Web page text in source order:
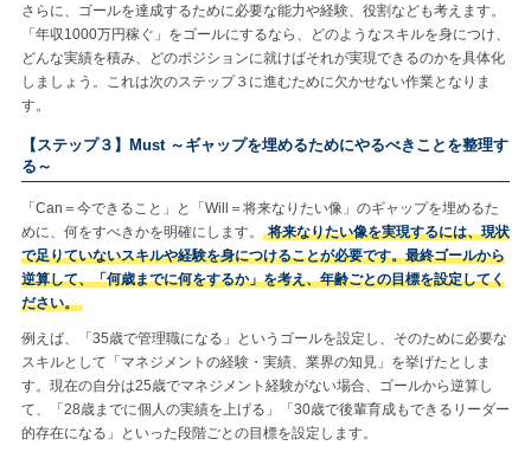
さらに、ゴールを達成するために必要な能力や経験、役割なども考えます。
「年収1000万円稼ぐ」をゴールにするなら、どのようなスキルを身につけ、
どんな実績を積み、どのポジションに就けばそれが実現できるのかを具体化
しましょう。これは次のステップ３に進むために欠かせない作業となりま
す。
【ステップ３】Must ～ギャップを埋めるためにやるべきことを整理す
る～
「Can＝今できること」と「Will＝将来なりたい像」のギャップを埋めるた
めに、何をすべきかを明確にします。
将来なりたい像を実現するには、現状
で足りていないスキルや経験を身につけることが必要です。最終ゴールから
逆算して、「何歳までに何をするか」を考え、年齢ごとの目標を設定してく
ださい。
例えば、「35歳で管理職になる」というゴールを設定し、そのために必要な
スキルとして「マネジメントの経験・実績、業界の知見」を挙げたとしま
す。現在の自分は25歳でマネジメント経験がない場合、ゴールから逆算し
て、「28歳までに個人の実績を上げる」「30歳で後輩育成もできるリーダー
的存在になる」といった段階ごとの目標を設定します。